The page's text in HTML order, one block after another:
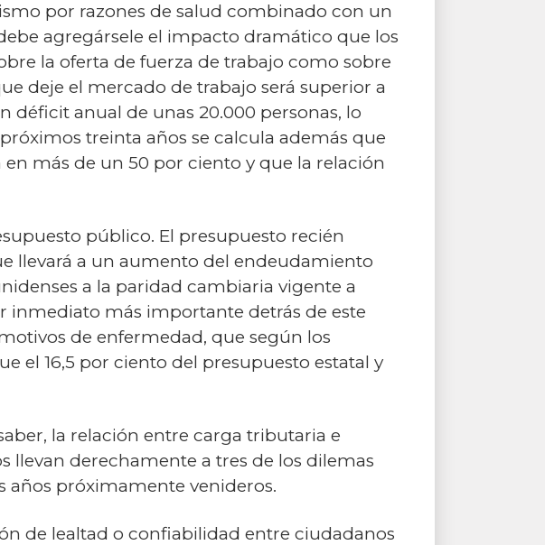
por razones de salud combinado con un
agregársele el impacto dramático que los
la oferta de fuerza de trabajo como sobre
deje el mercado de trabajo será superior a
anual de unas 20.000 personas, lo
treinta años se calcula además que
más de un 50 por ciento y que la relación
público. El presupuesto recién
llevará a un aumento del endeudamiento
a la paridad cambiaria vigente a
inmediato más importante detrás de este
de enfermedad, que según los
el 16,5 por ciento del presupuesto estatal y
la relación entre carga tributaria e
llevan derechamente a tres de los dilemas
años próximamente venideros.
de lealtad o confiabilidad entre ciudadanos